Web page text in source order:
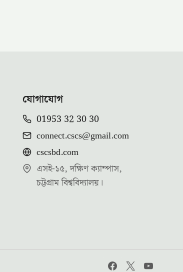
যোগাযোগ
01953 32 30 30
connect.cscs@gmail.com
cscsbd.com
এসই-১৫, দক্ষিণ ক্যাম্পাস,
চট্টগ্রাম বিশ্ববিদ্যালয়।